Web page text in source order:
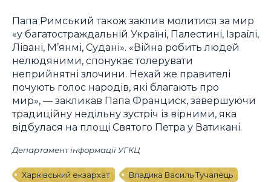
Папа Римський також заклив молитися за мир
«у багатостраждальній Україні, Палестині, Ізраїлі,
Лівані, М’янмі, Судані». «Війна робить людей
нелюдяними, спонукає толерувати
неприйнятні злочини. Нехай же правителі
почують голос народів, які благають про
мир», — закликав Папа Франциск, завершуючи
традиційну недільну зустріч із вірними, яка
відбулася на площі Святого Петра у Ватикані.
Департамент інформації УГКЦ
Харківський екзархат Владика Василь Тучапець